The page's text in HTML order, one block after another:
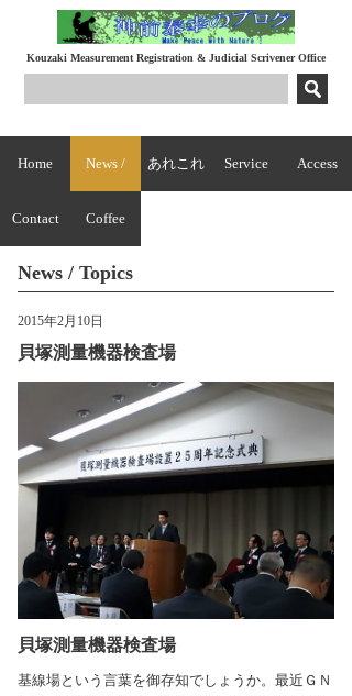
Kouzaki Measurement Registration & Judicial Scrivener Office
Home News /
Topics
あれこれ Service Access
Contact Coffee
Break
News / Topics
2015年2月10日
貝塚測量機器検査場
貝塚測量機器検査場
基線場という言葉を御存知でしょうか。最近ＧＮ